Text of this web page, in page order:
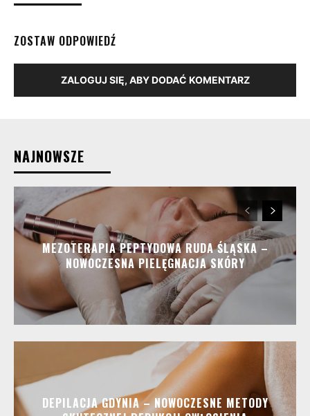
ZOSTAW ODPOWIEDŹ
ZALOGUJ SIĘ, ABY DODAĆ KOMENTARZ
NAJNOWSZE
MEZOTERAPIA PEPTYDOWA RUDA ŚLĄSKA –
NOWOCZESNA PIELĘGNACJA SKÓRY
DEPILACJA GDYNIA – NOWOCZESNE METODY